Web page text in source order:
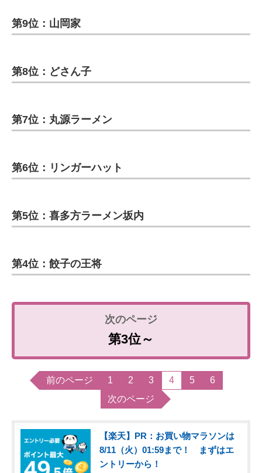
第9位：山岡家
第8位：どさん子
第7位：丸源ラーメン
第6位：リンガーハット
第5位：喜多方ラーメン坂内
第4位：餃子の王将
第3位～
前のページ 1 2 3 4 5
6
次のページ
【楽天】PR：お買い物マラソンは
8/11（火）01:59まで！ まずはエ
ントリーから！